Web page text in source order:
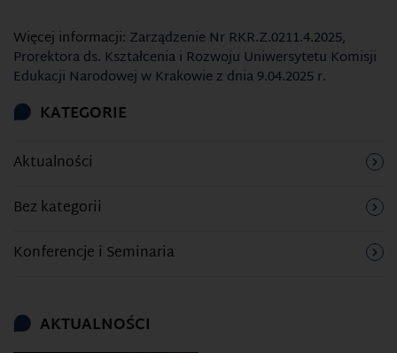
Więcej informacji: Zarządzenie Nr RKR.Z.0211.4.2025,
Prorektora ds. Kształcenia i Rozwoju Uniwersytetu Komisji
Edukacji Narodowej w Krakowie z dnia 9.04.2025 r.
KATEGORIE
Aktualności
Bez kategorii
Konferencje i Seminaria
AKTUALNOŚCI